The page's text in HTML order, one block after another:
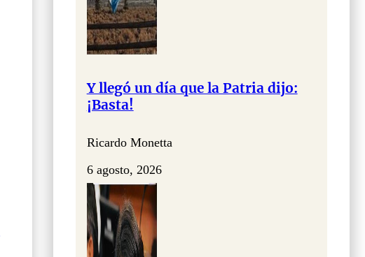
Y llegó un día que la Patria dijo:
¡Basta!
Ricardo Monetta
6 agosto, 2026